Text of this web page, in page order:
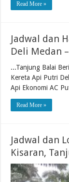
Read More »
Jadwal dan
Deli Medan
...Tanjung Balai
Kereta Api Putri
Api Ekonomi AC
Read More »
Jadwal dan
Kisaran,